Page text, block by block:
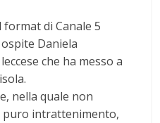
di Canale 5
Daniela
che ha messo a
nella quale non
puro intrattenimento,